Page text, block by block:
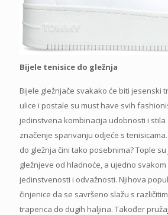
Bijele tenisice do gležnja
Bijele gležnjače svakako će biti jesenski
ulice i postale su must have svih
jedinstvena kombinacija udobnosti i
značenje sparivanju odjeće s tenisicama.
do gležnja čini tako posebnima? Tople
gležnjeve od hladnoće, a ujedno
jedinstvenosti i odvažnosti. Njihova
činjenice da se savršeno slažu s
traperica do dugih haljina. Također